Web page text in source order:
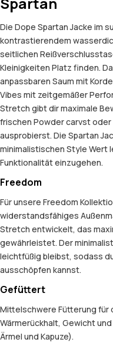
Die Dope Spartan Jacke im
kontrastierendem
seitlichen
Kleinigkeiten Platz finden.
anpassbaren Saum mit
Vibes mit zeitgemäßer
Stretch gibt dir maximale
frischen Powder carvst oder
ausprobierst. Die Spartan
minimalistischen Style Wert
Funktionalität einzugehen.
Freedom
Für unsere Freedom
widerstandsfähiges
Stretch entwickelt, das
gewährleistet. Der
leichtfüßig bleibst, sodass
ausschöpfen kannst.
Gefüttert
Mittelschwere Fütterung für
Wärmerückhalt, Gewicht
Ärmel und Kapuze).